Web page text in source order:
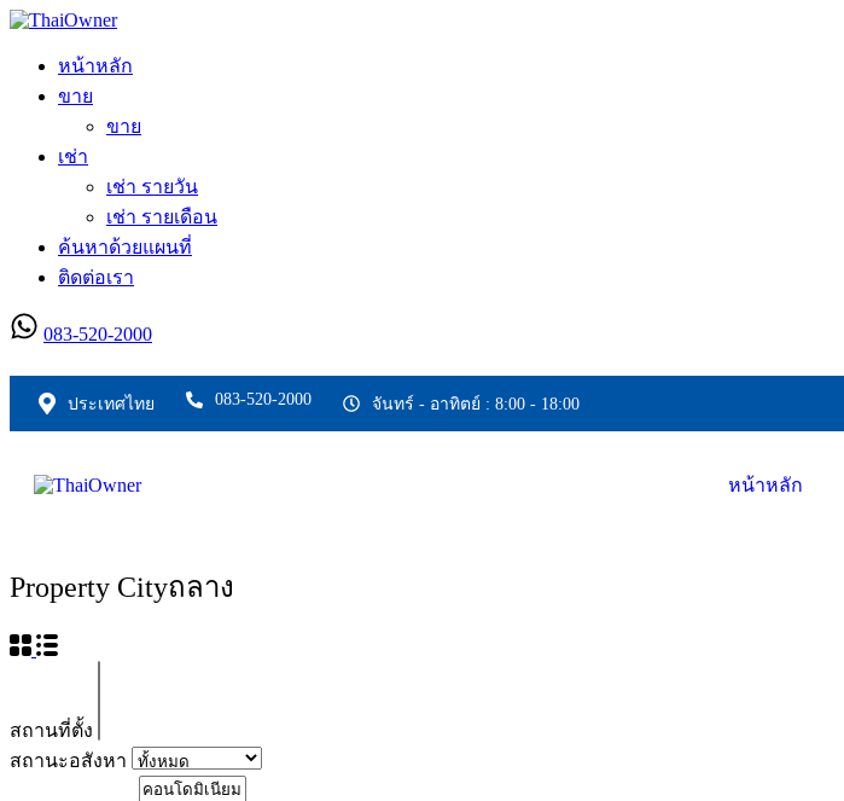
หน้าหลัก
ขาย
ขาย
เช่า
เช่า รายวัน
เช่า รายเดือน
ค้นหาด้วยแผนที่
ติดต่อเรา
083-520-2000
ประเทศไทย 083-520-2000 จันทร์ - อาทิตย์ : 8:00 - 18:00
หน้าหลัก
Property Cityถลาง
สถานที่ตั้ง
สถานะอสังหา